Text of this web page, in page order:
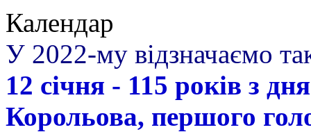
Календар
У 2022-му відзначаємо
12 січня - 115 років з
Корольова, першого